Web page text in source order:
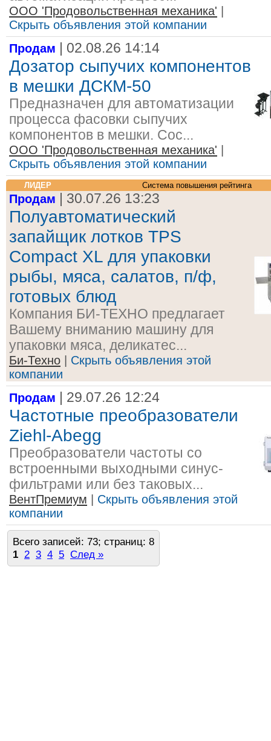
ООО 'Продовольственная механика'
Скрыть объявления этой компании
Продам
| 02.08.26 14:14
Дозатор сыпучих компонентов
в мешки ДСКМ-50
Предназначен для автоматизации
процесса фасовки сыпучих
компонентов в мешки. Сос...
ООО 'Продовольственная механика'
Скрыть объявления этой компании
ЛИДЕР Система повышения рейтинга
Продам | 30.07.26 13:23
Полуавтоматический
запайщик лотков TPS
Compact XL для упаковки
рыбы, мяса, салатов, п/ф,
готовых блюд
Компания БИ-ТЕХНО предлагает
Вашему вниманию машину для
упаковки мяса, деликатес...
Би-Техно
Скрыть объявления этой
компании
Продам
| 29.07.26 12:24
Частотные преобразователи
Ziehl-Abegg
Преобразователи частоты со
встроенными выходными синус-
фильтрами или без таковых...
ВентПремиум
Скрыть объявления этой
компании
Всего записей: 73; страниц: 8
1 2 3 4 5 След »